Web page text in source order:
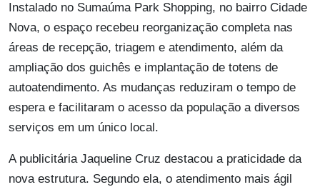
Instalado no Sumaúma Park Shopping, no bairro Cidade
Nova, o espaço recebeu reorganização completa nas
áreas de recepção, triagem e atendimento, além da
ampliação dos guichês e implantação de totens de
autoatendimento. As mudanças reduziram o tempo de
espera e facilitaram o acesso da população a diversos
serviços em um único local.
A publicitária Jaqueline Cruz destacou a praticidade da
nova estrutura. Segundo ela, o atendimento mais ágil